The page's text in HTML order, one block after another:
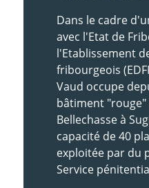
Dans le cadre
avec l'Etat de
l'Etablissement
fribourgeois
Vaud occupe
bâtiment "rouge"
Bellechasse à
capacité de 40
exploitée par du
Service